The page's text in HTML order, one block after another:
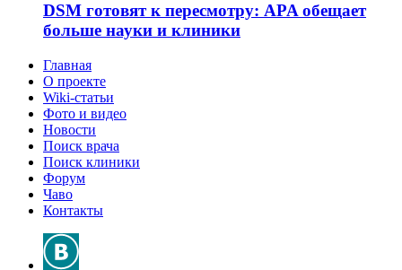
DSM готовят к пересмотру: APA обещает
больше науки и клиники
Главная
О проекте
Wiki-статьи
Фото и видео
Новости
Поиск врача
Поиск клиники
Форум
Чаво
Контакты